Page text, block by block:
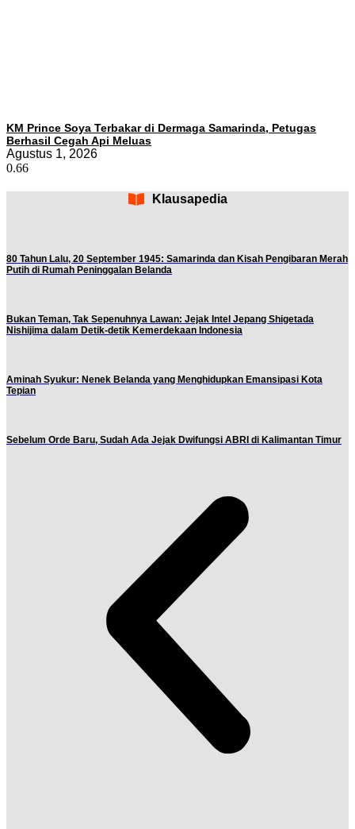
KM Prince Soya Terbakar di Dermaga Samarinda, Petugas
Berhasil Cegah Api Meluas
Agustus 1, 2026
Klausapedia
80 Tahun Lalu, 20 September 1945: Samarinda dan Kisah Pengibaran Merah
Putih di Rumah Peninggalan Belanda
Bukan Teman, Tak Sepenuhnya Lawan: Jejak Intel Jepang Shigetada
Nishijima dalam Detik-detik Kemerdekaan Indonesia
Aminah Syukur: Nenek Belanda yang Menghidupkan Emansipasi Kota
Tepian
Sebelum Orde Baru, Sudah Ada Jejak Dwifungsi ABRI di Kalimantan Timur